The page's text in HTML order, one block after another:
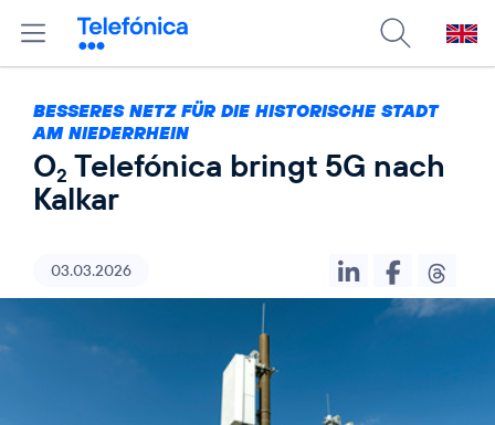
BESSERES NETZ FÜR DIE HISTORISCHE STADT
AM NIEDERRHEIN
O2 Telefónica bringt 5G nach
Kalkar
03.03.2026